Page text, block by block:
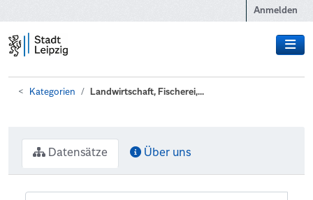
Anmelden
Kategorien Landwirtschaft, Fischerei,...
Datensätze Über uns